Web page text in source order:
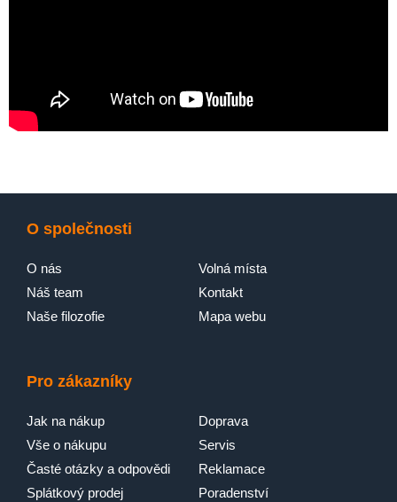
O společnosti
O nás
Náš team
Naše filozofie
Volná místa
Kontakt
Mapa webu
Pro zákazníky
Jak na nákup
Vše o nákupu
Časté otázky a odpovědi
Splátkový prodej
Doprava
Servis
Reklamace
Poradenství